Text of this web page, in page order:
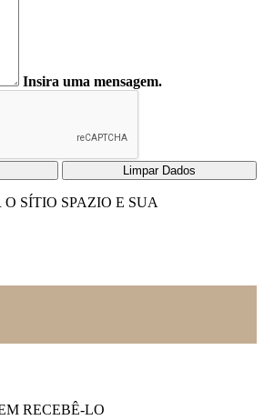
Insira uma mensagem.
Limpar Dados
SÍTIO SPAZIO E SUA
RECEBÊ-LO